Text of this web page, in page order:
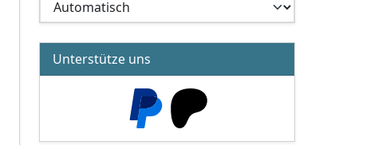
Unterstütze uns